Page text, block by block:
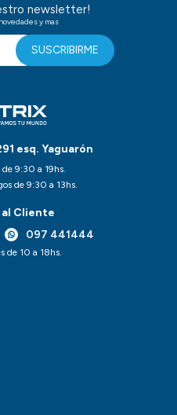
esq. Yaguarón
9:30 a 19hs.
de 9:30 a 13hs.
Cliente
097 441444
de 10 a 18hs.
newsletter!
y mas
SUSCRIBIRME